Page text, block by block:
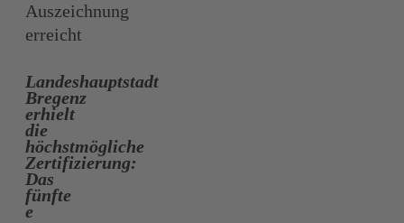
Auszeichnung
erreicht
Landeshauptstadt
Bregenz
erhielt
die
höchstmögliche
Zertifizierung:
Das
fünfte
e